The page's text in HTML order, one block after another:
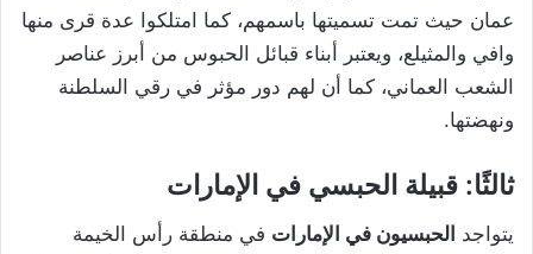
عمان حيث تمت تسميتها باسمهم، كما امتلكوا عدة قرى منها
وافي والمثيلع، ويعتبر أبناء قبائل الحبوس من أبرز عناصر
الشعب العماني، كما أن لهم دور مؤثر في رقي السلطنة
ونهضتها.
ثالثًا: قبيلة الحبسي في الإمارات
يتواجد الحبسيون في الإمارات في منطقة رأس الخيمة